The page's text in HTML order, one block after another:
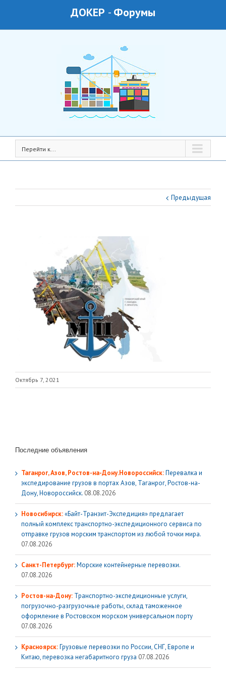
ДОКЕР - Форумы
Перейти к...
Предыдущая
Октябрь 7, 2021
Последние объявления
Таганрог, Азов, Ростов-на-Дону.Новороссийск:Перевалка и
экспедирование грузов в портах Азов, Таганрог, Ростов-на-
Дону, Новороссийск. 08.08.2026
Новосибирск:«Байт-Транзит-Экспедиция» предлагает
полный комплекс транспортно-экспедиционного сервиса по
отправке грузов морским транспортом из любой точки мира.
07.08.2026
Санкт-Петербург:Морские контейнерные перевозки.
07.08.2026
Ростов-на-Дону: Транспортно-экспедиционные услуги,
погрузочно-разгрузочные работы, склад таможенное
оформление в Ростовском морском универсальном порту
07.08.2026
Красноярск:Грузовые перевозки по России, СНГ, Европе и
Китаю, перевозка негабаритного груза 07.08.2026